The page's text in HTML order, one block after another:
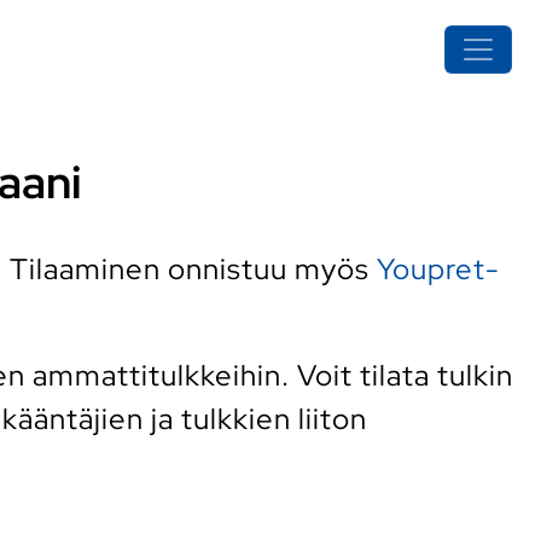
Tilaaminen onnistuu myös Youpret-
ammattitulkkeihin. Voit tilata tulkin
ja tulkkien liiton